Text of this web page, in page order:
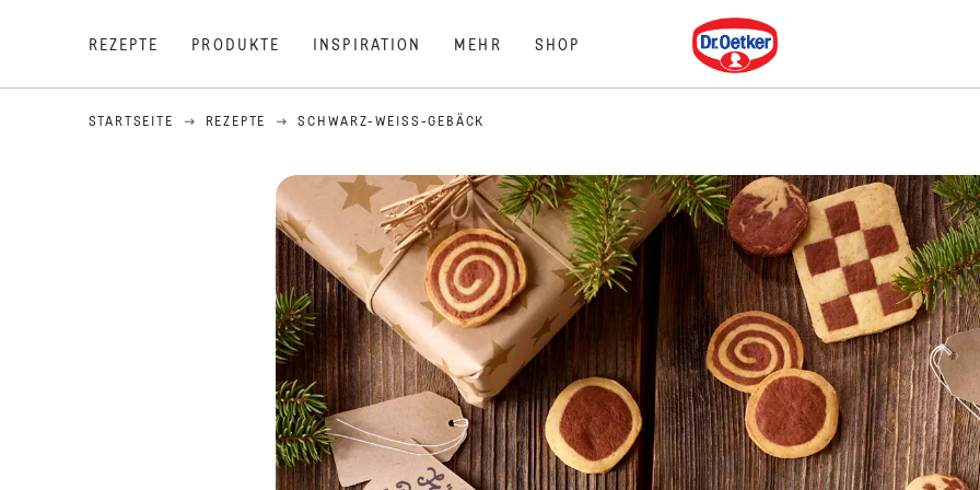
REZEPTE PRODUKTE INSPIRATION MEHR SHOP
Dr. Oetker
STARTSEITE REZEPTE SCHWARZ-WEISS-GEBÄCK